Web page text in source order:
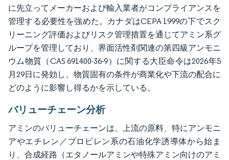
に先立ってメーカーおよび輸入業者がコンプライアンスを
管理する必要性を強めた。カナダはCEPA 1999の下でスク
リーニング評価およびリスク管理措置を通じてアミン系グ
ループを管理しており、界面活性剤関連の第四級アンモニ
ウム物質（CAS 691400-36-9）に関する大臣命令は2026年5
月29日に発効し、物質固有の条件が商業化や下流の配合に
どのように影響し得るかを示している。
バリューチェーン分析
アミンのバリューチェーンは、上流の原料、特にアンモニ
アやエチレン／プロピレン系の石油化学誘導体から始ま
り、合成経路（エタノールアミンや特殊アミン向けのアミ